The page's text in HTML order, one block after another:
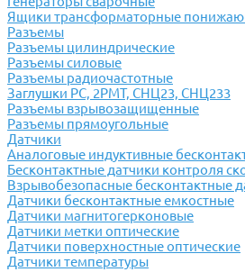
Ящики трансформаторные
Разъемы
Разъемы цилиндрические
Разъемы силовые
Разъемы радиочастотные
Заглушки РС, 2РМТ, СНЦ23, СНЦ233
Разъемы взрывозащищенные
Разъемы прямоугольные
Датчики
Аналоговые индуктивные
Бесконтактные датчики контроля
Взрывобезопасные бесконтактные
Датчики бесконтактные емкостные
Датчики магнитогерконовые
Датчики метки оптические
Датчики поверхностные оптические
Датчики температуры